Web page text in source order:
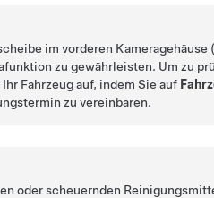
im vorderen Kameragehäuse
zu gewährleisten. Um zu
Fahrzeug auf, indem Sie auf
zu vereinbaren.
oder scheuernden